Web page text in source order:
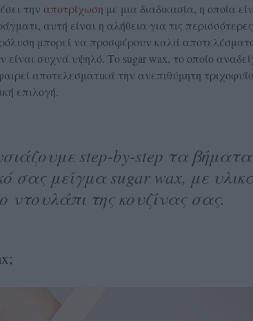
την αποτρίχωση με μια διαδικασία, η οποία
αυτή είναι η αλήθεια για τις περισσότερες
μπορεί να προσφέρουν καλά
συχνά υψηλό. Το sugar wax, το οποίο
αποτελεσματικά την ανεπιθύμητη
επιλογή.
step-by-step τα βήματα
σας μείγμα sugar wax, με
ντουλάπι της κουζίνας σας.